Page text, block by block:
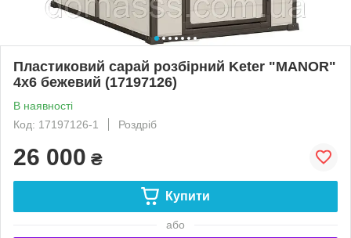
Пластиковий сарай розбірний Keter "MANOR"
4х6 бежевий (17197126)
В наявності
Код: 17197126-1
Роздріб
26 000 ₴
Купити
або